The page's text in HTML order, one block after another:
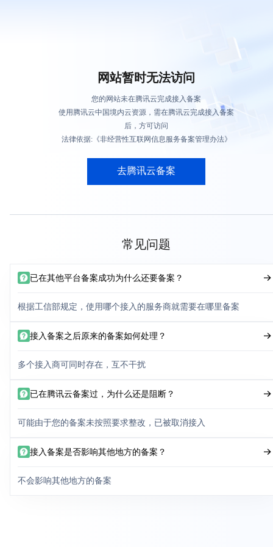
网站暂时无法访问
您的网站未在腾讯云完成接入备案
使用腾讯云中国境内云资源，需在腾讯云完成接入备案
后，方可访问
法律依据:《非经营性互联网信息服务备案管理办法》
去腾讯云备案
常见问题
已在其他平台备案成功为什么还要备案？
根据工信部规定，使用哪个接入的服务商就需要在哪里备案
接入备案之后原来的备案如何处理？
多个接入商可同时存在，互不干扰
已在腾讯云备案过，为什么还是阻断？
可能由于您的备案未按照要求整改，已被取消接入
接入备案是否影响其他地方的备案？
不会影响其他地方的备案